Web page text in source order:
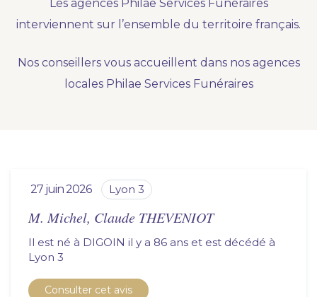
Nous vous accompagnons.
Nos produits en marbrerie
Les agences Philae Services Funéraires
interviennent sur l’ensemble du territoire français.
Nos conseillers vous accueillent dans nos agences
locales Philae Services Funéraires
27 juin 2026 lyon 3
M. Michel, Claude THEVENIOT
Il est né à DIGOIN il y a 86 ans et est décédé à
lyon 3
Consulter cet avis